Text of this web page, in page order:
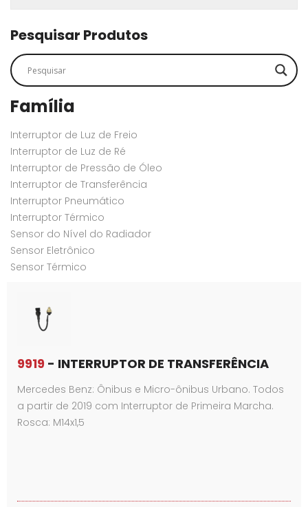
Pesquisar Produtos
Família
Interruptor de Luz de Freio
Interruptor de Luz de Ré
Interruptor de Pressão de Óleo
Interruptor de Transferência
Interruptor Pneumático
Interruptor Térmico
Sensor do Nível do Radiador
Sensor Eletrônico
Sensor Térmico
9919 - INTERRUPTOR DE TRANSFERÊNCIA
Mercedes Benz: Ônibus e Micro-ônibus Urbano. Todos
a partir de 2019 com Interruptor de Primeira Marcha.
Rosca: M14x1,5